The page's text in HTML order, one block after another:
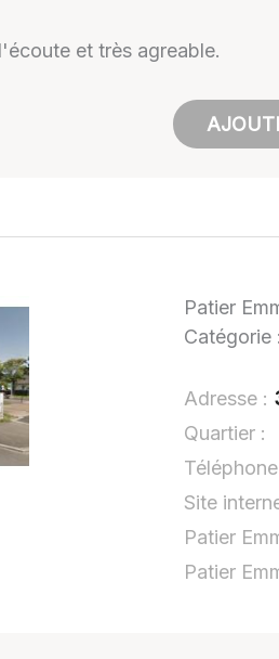
et très agreable.
Patier
Catégorie :
Adresse :
Quartier :
Site
Patier
Patier